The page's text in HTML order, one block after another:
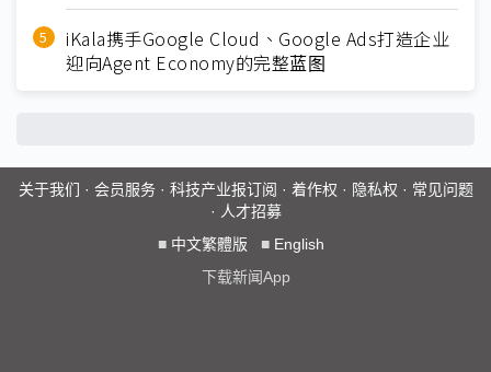
iKala携手Google Cloud、Google Ads打造企业
迎向Agent Economy的完整蓝图
关于我们 · 会员服务· 科技产业报订阅 · 着作权 · 隐私权 · 常见问题
· 人才招募
■ 中文繁體版 ■ English
下载新闻App